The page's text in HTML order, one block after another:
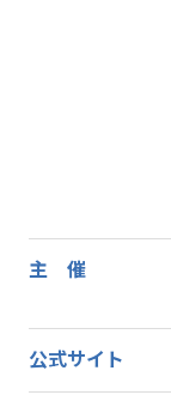
主 催
公式サイト